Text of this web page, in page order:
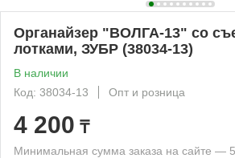
Органайзер "ВОЛГА-13" со
лотками, ЗУБР (38034-13)
В наличии
Код: 38034-13
Опт и розница
4 200 ₸
Минимальная сумма заказа на сайте —